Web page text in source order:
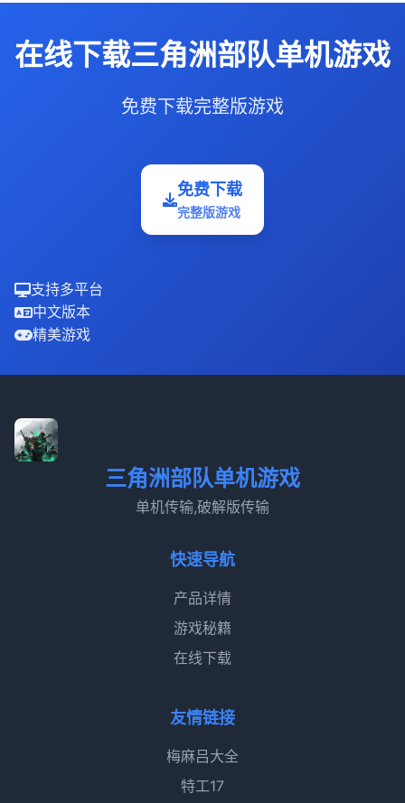
在线下载三角洲部队单机游戏
免费下载完整版游戏
免费下载
完整版游戏
支持多平台
中文版本
精美游戏
三角洲部队单机游戏
单机传输,破解版传输
快速导航
产品详情
游戏秘籍
在线下载
友情链接
梅麻吕大全
特工17